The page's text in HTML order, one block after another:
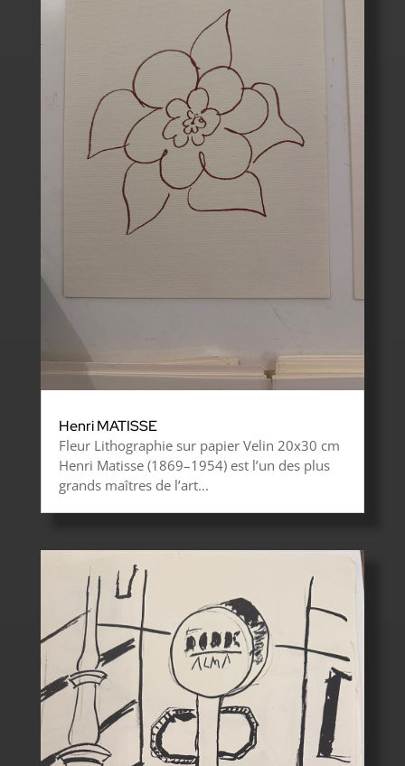
Henri MATISSE
Fleur Lithographie sur papier Velin 20x30 cm
Henri Matisse (1869–1954) est l’un des plus
grands maîtres de l’art...